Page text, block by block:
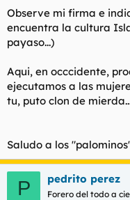
Observe mi firma e
encuentra la cultura
payaso...)
Aqui, en occcidente,
ejecutamos a las
tu, puto clon de
Saludo a los
P pedrito perez
Forero del todo a